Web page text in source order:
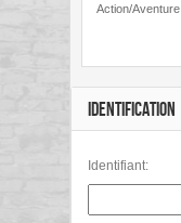
Action/Aventure
IDENTIFICATION
Identifiant: